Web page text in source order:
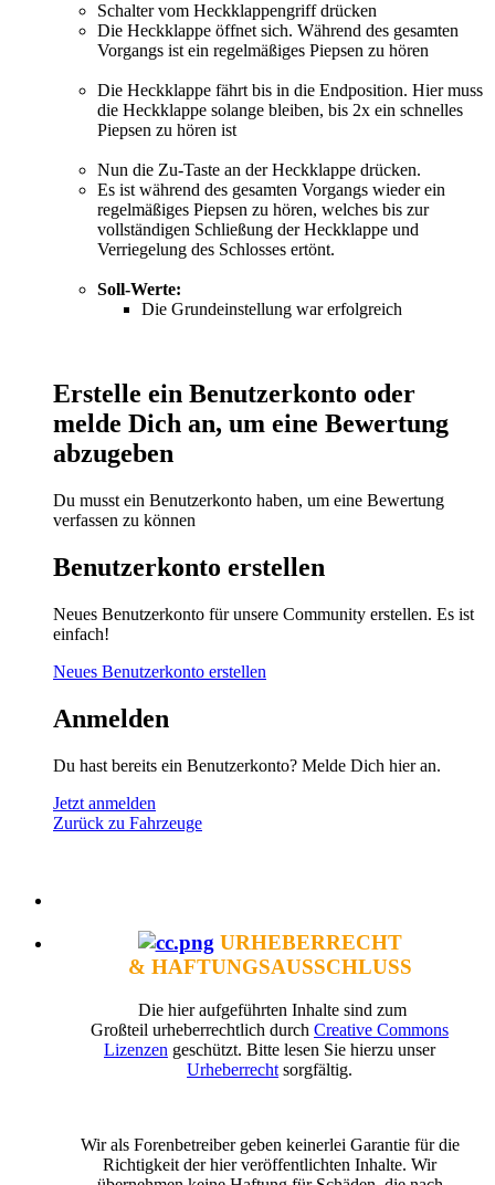
Schalter vom Heckklappengriff drücken
Die Heckklappe öffnet sich. Während des gesamten
Vorgangs ist ein regelmäßiges Piepsen zu hören
Die Heckklappe fährt bis in die Endposition. Hier muss
die Heckklappe solange bleiben, bis 2x ein schnelles
Piepsen zu hören ist
Nun die Zu-Taste an der Heckklappe drücken.
Es ist während des gesamten Vorgangs wieder ein
regelmäßiges Piepsen zu hören, welches bis zur
vollständigen Schließung der Heckklappe und
Verriegelung des Schlosses ertönt.
Soll-Werte:
Die Grundeinstellung war erfolgreich
Erstelle ein Benutzerkonto oder
melde Dich an, um eine Bewertung
abzugeben
Du musst ein Benutzerkonto haben, um eine Bewertung
verfassen zu können
Benutzerkonto erstellen
Neues Benutzerkonto für unsere Community erstellen. Es ist
einfach!
Neues Benutzerkonto erstellen
Anmelden
Du hast bereits ein Benutzerkonto? Melde Dich hier an.
Jetzt anmelden
Zurück zu Fahrzeuge
URHEBERRECHT
& HAFTUNGSAUSSCHLUSS
Die hier aufgeführten Inhalte sind zum
Großteil urheberrechtlich durch Creative Commons
Lizenzen geschützt. Bitte lesen Sie hierzu unser
Urheberrecht sorgfältig.
Wir als Forenbetreiber geben keinerlei Garantie für die
Richtigkeit der hier veröffentlichten Inhalte. Wir